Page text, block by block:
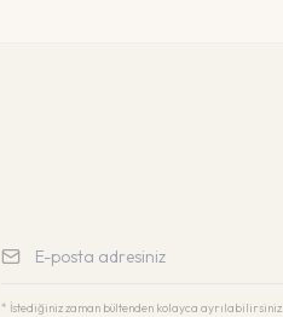
* İstediğiniz zaman bültenden kolayca ayrılabilirsiniz.